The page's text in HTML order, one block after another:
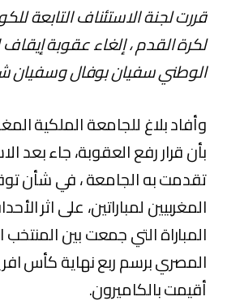
قررت لجنة الاستئناف التابعة
لكرة القدم ، إلغاء عقوبة
الوطني سفيان بوفال وسفيان
وأفاد بلاغ للجامعة الملكية
بأن قرار رفع العقوبة، جاء بعد
تقدمت به الجامعة ، في شأن
المغربيين لمباراتين، على اثر
المباراة التي جمعت بين
المصري برسم ربع نهاية كأس
أقيمت بالكاميرون.